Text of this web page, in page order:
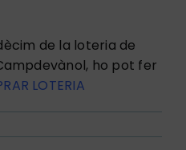
de la loteria de
ho pot fer
LOTERIA